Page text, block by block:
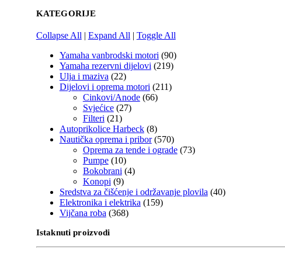
KATEGORIJE
Collapse All | Expand All | Toggle All
Yamaha vanbrodski motori (90)
Yamaha rezervni dijelovi (219)
Ulja i maziva (22)
Dijelovi i oprema motori (211)
Cinkovi/Anode (66)
Svjećice (27)
Filteri (21)
Autoprikolice Harbeck (8)
Nautička oprema i pribor (570)
Oprema za tende i ograde (73)
Pumpe (10)
Bokobrani (4)
Konopi (9)
Sredstva za čišćenje i održavanje plovila (40)
Elektronika i elektrika (159)
Vijčana roba (368)
Istaknuti proizvodi